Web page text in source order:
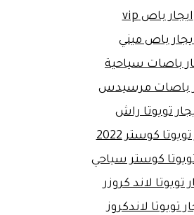
ايجار باص vip
باص ميني
باصات سياحية
باصات مرسيدس
تويوتا راش
كوستر 2022
كوستر سياحي
تويوتا لاند كروزر
تويوتا لاندكروز